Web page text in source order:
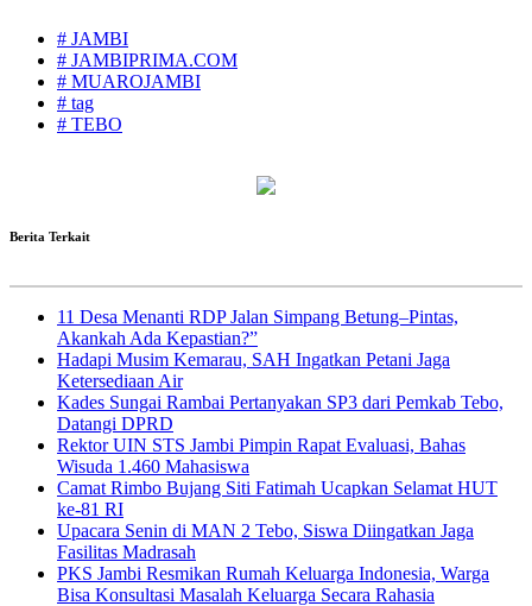
# JAMBI
# JAMBIPRIMA.COM
# MUAROJAMBI
# tag
# TEBO
Berita Terkait
11 Desa Menanti RDP Jalan Simpang Betung–Pintas,
Akankah Ada Kepastian?”
Hadapi Musim Kemarau, SAH Ingatkan Petani Jaga
Ketersediaan Air
Kades Sungai Rambai Pertanyakan SP3 dari Pemkab Tebo,
Datangi DPRD
Rektor UIN STS Jambi Pimpin Rapat Evaluasi, Bahas
Wisuda 1.460 Mahasiswa
Camat Rimbo Bujang Siti Fatimah Ucapkan Selamat HUT
ke-81 RI
Upacara Senin di MAN 2 Tebo, Siswa Diingatkan Jaga
Fasilitas Madrasah
PKS Jambi Resmikan Rumah Keluarga Indonesia, Warga
Bisa Konsultasi Masalah Keluarga Secara Rahasia